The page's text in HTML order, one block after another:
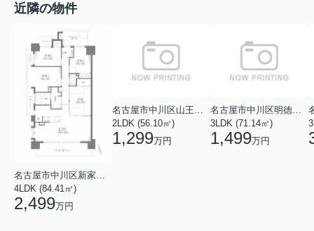
近隣の物件
4LDK (84.41㎡)
2,499万円
2LDK (56.10㎡)
1,299万円
3LDK (71.14㎡)
1,499万円